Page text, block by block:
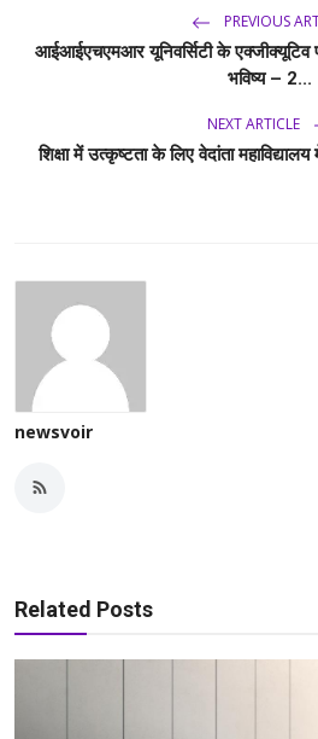
PREVIOUS
आईआईएचएमआर यूनिवर्सिटी के
भविष्य – 2...
NEXT ARTICLE
शिक्षा में उत्कृष्टता के लिए वेदांता
newsvoir
Related Posts